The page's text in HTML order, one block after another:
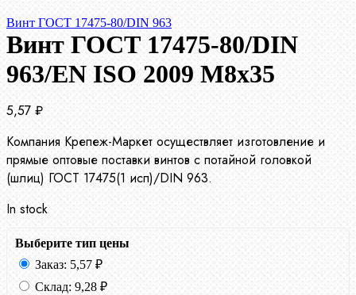
Винт ГОСТ 17475-80/DIN 963
Винт ГОСТ 17475-80/DIN
963/EN ISO 2009 М8х35
5,57 ₽
Компания Крепеж-Маркет осуществляет изготовление и
прямые оптовые поставки винтов с потайной головкой
(шлиц) ГОСТ 17475(1 исп)/DIN 963.
In stock
Выберите тип цены
Заказ: 5,57 ₽
Склад: 9,28 ₽